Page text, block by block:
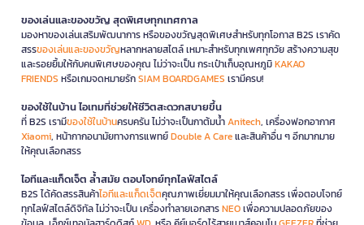
ของเล่นและของขวัญ สุดพิเศษทุกเทศกาล
มองหาของเล่นเสริมพัฒนาการ หรือของขวัญสุดพิเศษสำหรับทุกโอกาส B2S เราคัด
สรรของเล่นและของขวัญหลากหลายสไตล์ เหมาะสำหรับทุกเพศทุกวัย สร้างความสุข
และรอยยิ้มให้กับคนพิเศษของคุณ ไม่ว่าจะเป็น กระเป๋าเก็บอุณหภูมิKAKAO
FRIENDS หรือเกมจดหมายรักSIAM BOARDGAMES เรามีครบ!
ของใช้ในบ้าน ไอเทมที่ช่วยให้ชีวิตสะดวกสบายขึ้น
ที่ B2S เรามีของใช้ในบ้านครบครัน ไม่ว่าจะเป็นกาต้มน้ำAnitech, เครื่องฟอกอากาศ
Xiaomi, หน้ากากอนามัยทางการแพทย์Double A Careและสินค้าอื่น ๆ อีกมากมาย
ให้คุณเลือกสรร
ไอทีและแก็ดเจ็ต ล้ำสมัย ตอบโจทย์ทุกไลฟ์สไตล์
B2S ได้คัดสรรสินค้าไอทีและแก็ดเจ็ตคุณภาพเยี่ยมมาให้คุณเลือกสรร เพื่อตอบโจทย์
ทุกไลฟ์สไตล์ดิจิทัล ไม่ว่าจะเป็น เครื่องทำลายเอกสารNEOเพื่อความปลอดภัยของ